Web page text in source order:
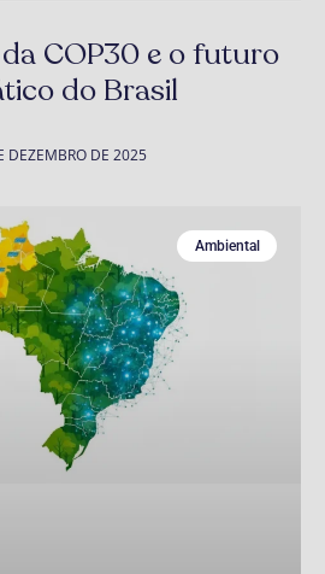
COP30 e o futuro
do Brasil
DEZEMBRO DE 2025
Ambiental